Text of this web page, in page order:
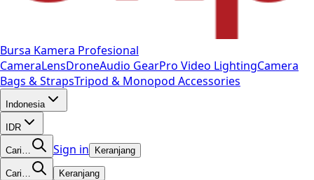
Bursa Kamera Profesional
CameraLensDroneAudio GearPro Video LightingCamera
Bags & StrapsTripod & Monopod Accessories
Indonesia
IDR
Cari… Sign in Keranjang
Cari… Keranjang